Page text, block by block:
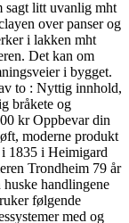
sagt litt uvanlig mht
over panser og
i lakken mht
Det kan om
i bygget.
to : Nyttig innhold,
bråkete og
kr Oppbevar din
moderne produkt
1835 i Heimigard
Trondheim 79 år
handlingene
følgende
med og